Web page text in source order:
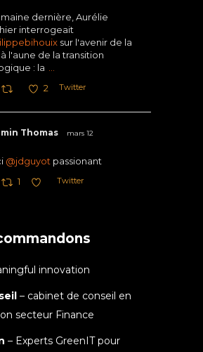
dernière, Aurélie
interrogeait
sur l'avenir de la
l'aune de la transition
: la
2 Twitter
Thomas mars 12
@jdguyot passionant
1 Twitter
innovation
– cabinet de conseil en
secteur Finance
– Experts GreenIT pour